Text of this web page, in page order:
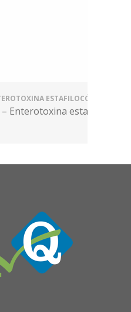
ESTAFILOCÓCICA
Enterotoxina estafilocócica